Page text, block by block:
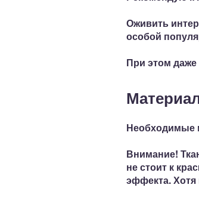
Оживить
особой
При этом
Необходимые
Внимание!
не стоит к
эффекта. Хотя